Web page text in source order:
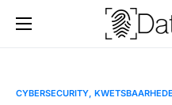
CYBERSECURITY